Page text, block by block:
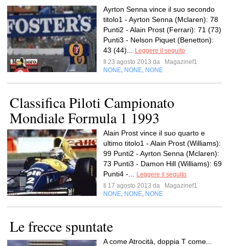
Ayrton Senna vince il suo secondo
titolo1 - Ayrton Senna (Mclaren): 78
Punti2 - Alain Prost (Ferrari): 71 (73)
Punti3 - Nelson Piquet (Benetton):
43 (44)...
Leggere il seguito
Il 23 agosto 2013 da
Magazinef1
NONE NONE NONE
Classifica Piloti Campionato
Mondiale Formula 1 1993
Alain Prost vince il suo quarto e
ultimo titolo1 - Alain Prost (Williams):
99 Punti2 - Ayrton Senna (Mclaren):
73 Punti3 - Damon Hill (Williams): 69
Punti4 -...
Leggere il seguito
Il 17 agosto 2013 da
Magazinef1
NONE NONE NONE
Le frecce spuntate
A come Atrocità, doppia T come...